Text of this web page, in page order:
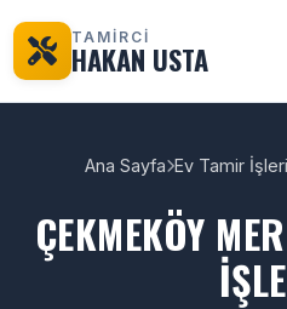
TAMİRCİ
HAKAN USTA
Ana Sayfa Ev Tamir İşleri
ÇEKMEKÖY